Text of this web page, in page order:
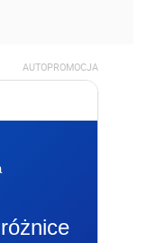
AUTOPROMOCJA